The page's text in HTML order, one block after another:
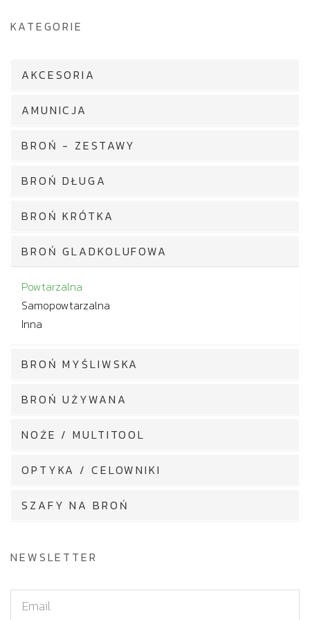
KATEGORIE
AKCESORIA
AMUNICJA
BROŃ - ZESTAWY
BROŃ DŁUGA
BROŃ KRÓTKA
BROŃ GLADKOLUFOWA
Powtarzalna
Samopowtarzalna
Inna
BROŃ MYŚLIWSKA
BROŃ UŻYWANA
NOŻE / MULTITOOL
OPTYKA / CELOWNIKI
SZAFY NA BROŃ
NEWSLETTER
m